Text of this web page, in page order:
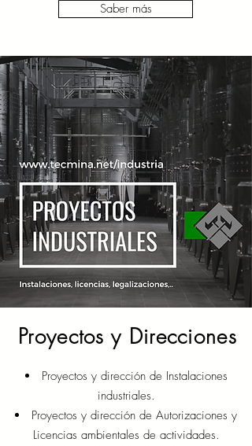
Saber más
Proyectos y Direcciones
Proyectos y dirección de Instalaciones
industriales.
Proyectos y dirección de Autorizaciones y
Licencias ambientales de actividades.